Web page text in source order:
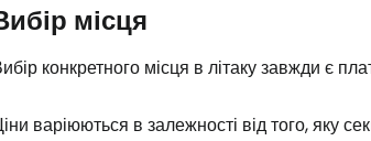
місця
конкретного місця в літаку завжди є
варіюються в залежності від того, яку